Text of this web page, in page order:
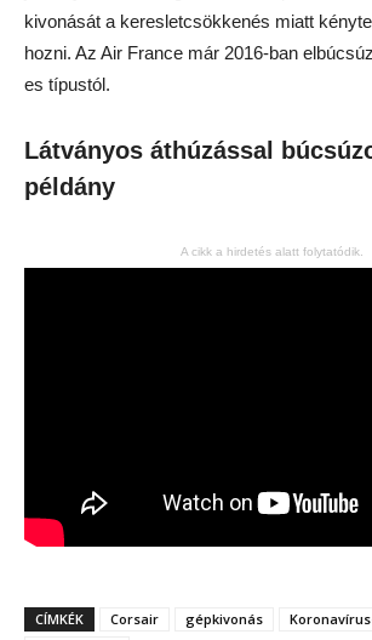
kivonását a keresletcsökkenés miatt
hozni. Az Air France már 2016-ban
es típustól.
Látványos áthúzással
példány
A cikk a hirdetés alatt folytatódik.
CÍMKÉK Corsair gépkivonás